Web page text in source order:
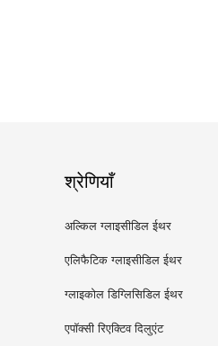
श्रेणियाँ
अल्किल ग्लाइसीडिल ईथर
एलिफैटिक ग्लाइसीडिल ईथर
ग्लाइकोल डिग्लिसिडिल ईथर
एपॉक्सी रिएक्टिव दिलुएंट